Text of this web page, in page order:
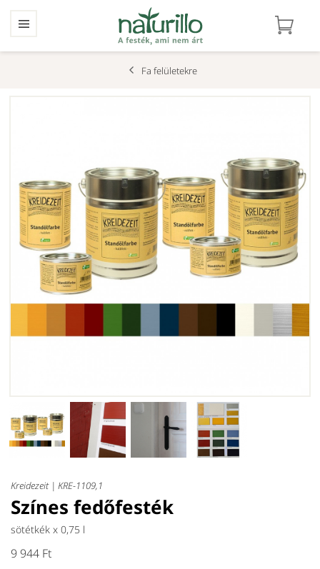
Fa felületekre
Kreidezeit | KRE-1109,1
Színes fedőfesték
sötétkék x 0,75 l
9 944 Ft